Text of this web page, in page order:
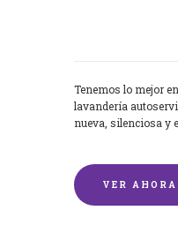
Tenemos lo mejor
lavandería
nueva, silenciosa y
VER AHORA